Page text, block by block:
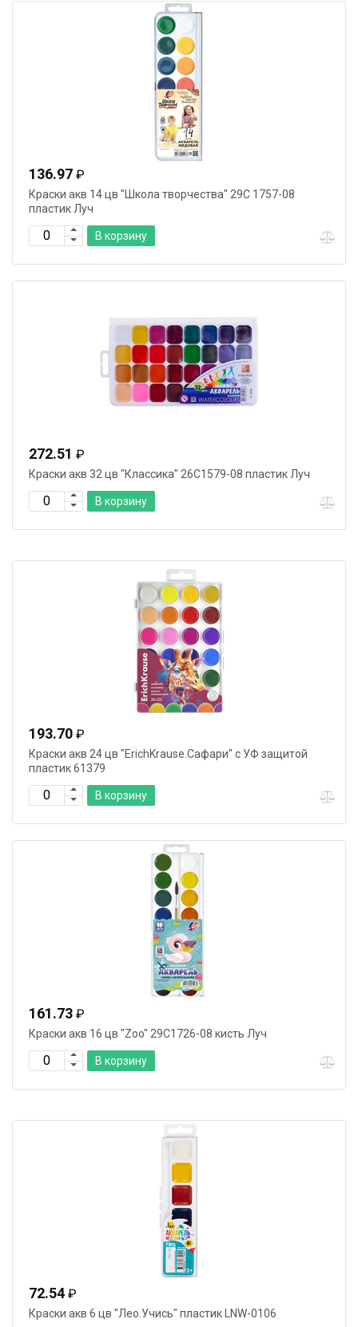
136.97 ₽
Краски акв 14 цв "Школа творчества" 29С 1757-08
пластик Луч
В корзину
272.51 ₽
Краски акв 32 цв "Классика" 26С1579-08 пластик Луч
В корзину
193.70 ₽
Краски акв 24 цв "ErichKrause.Сафари" с УФ защитой
пластик 61379
В корзину
161.73 ₽
Краски акв 16 цв "Zoo" 29С1726-08 кисть Луч
В корзину
72.54 ₽
Краски акв 6 цв "Лео.Учись" пластик LNW-0106